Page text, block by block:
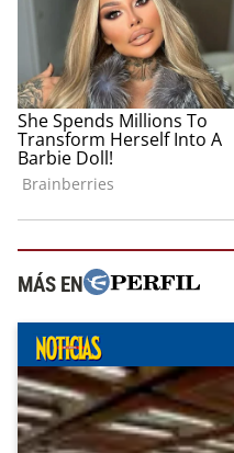
MÁS EN